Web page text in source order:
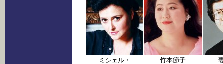
ミシェル・
竹本節子